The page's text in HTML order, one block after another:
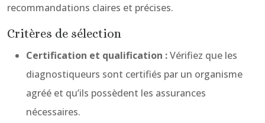
recommandations claires et précises.
Critères de sélection
Certification et qualification :Vérifiez que les
diagnostiqueurs sont certifiés par un organisme
agréé et qu’ils possèdent les assurances
nécessaires.